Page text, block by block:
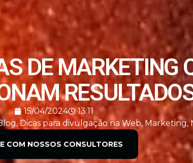
DE MARKETING
15/04/2024
13:11
,Dicas para divulgação na Web, Marketing,
COM NOSSOS CONSULTORES